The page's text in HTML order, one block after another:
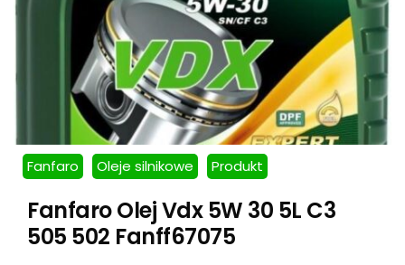
Fanfaro Oleje silnikowe Produkt
Fanfaro Olej Vdx 5W 30 5L C3
505 502 Fanff67075